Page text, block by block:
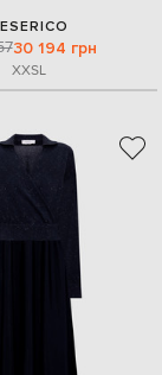
30 194 грн
XXSL